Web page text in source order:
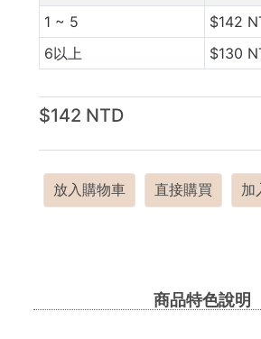
1 ~ 5
$142
6以上
$130
$142 NTD
放入購物車 直接購買 加
商品特色說明